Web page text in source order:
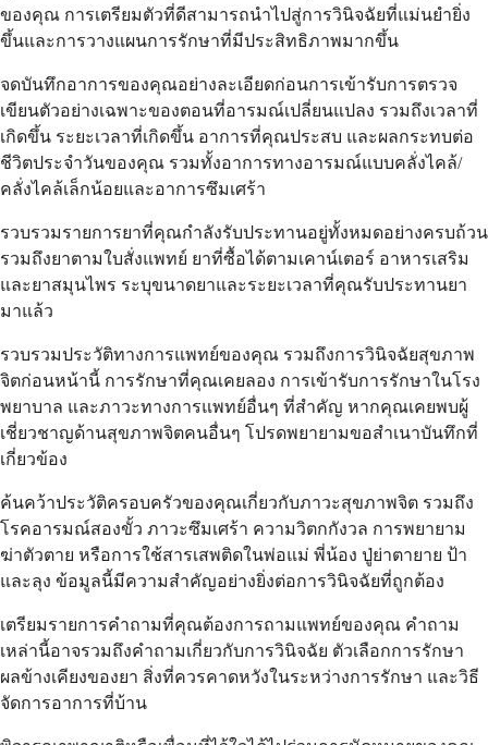
ของคุณ การเตรียมตัวที่ดีสามารถนำไปสู่การวินิจฉัยที่แม่นยำยิ่ง
ขึ้นและการวางแผนการรักษาที่มีประสิทธิภาพมากขึ้น
จดบันทึกอาการของคุณอย่างละเอียดก่อนการเข้ารับการตรวจ
เขียนตัวอย่างเฉพาะของตอนที่อารมณ์เปลี่ยนแปลง รวมถึงเวลาที่
เกิดขึ้น ระยะเวลาที่เกิดขึ้น อาการที่คุณประสบ และผลกระทบต่อ
ชีวิตประจำวันของคุณ รวมทั้งอาการทางอารมณ์แบบคลั่งไคล้/
คลั่งไคล้เล็กน้อยและอาการซึมเศร้า
รวบรวมรายการยาที่คุณกำลังรับประทานอยู่ทั้งหมดอย่างครบถ้วน
รวมถึงยาตามใบสั่งแพทย์ ยาที่ซื้อได้ตามเคาน์เตอร์ อาหารเสริม
และยาสมุนไพร ระบุขนาดยาและระยะเวลาที่คุณรับประทานยา
มาแล้ว
รวบรวมประวัติทางการแพทย์ของคุณ รวมถึงการวินิจฉัยสุขภาพ
จิตก่อนหน้านี้ การรักษาที่คุณเคยลอง การเข้ารับการรักษาในโรง
พยาบาล และภาวะทางการแพทย์อื่นๆ ที่สำคัญ หากคุณเคยพบผู้
เชี่ยวชาญด้านสุขภาพจิตคนอื่นๆ โปรดพยายามขอสำเนาบันทึกที่
เกี่ยวข้อง
ค้นคว้าประวัติครอบครัวของคุณเกี่ยวกับภาวะสุขภาพจิต รวมถึง
โรคอารมณ์สองขั้ว ภาวะซึมเศร้า ความวิตกกังวล การพยายาม
ฆ่าตัวตาย หรือการใช้สารเสพติดในพ่อแม่ พี่น้อง ปู่ย่าตายาย ป้า
และลุง ข้อมูลนี้มีความสำคัญอย่างยิ่งต่อการวินิจฉัยที่ถูกต้อง
เตรียมรายการคำถามที่คุณต้องการถามแพทย์ของคุณ คำถาม
เหล่านี้อาจรวมถึงคำถามเกี่ยวกับการวินิจฉัย ตัวเลือกการรักษา
ผลข้างเคียงของยา สิ่งที่ควรคาดหวังในระหว่างการรักษา และวิธี
จัดการอาการที่บ้าน